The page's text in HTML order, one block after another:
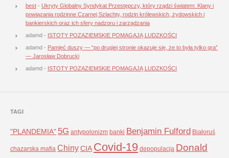
best - Ukryty Globalny Syndykat Przestępczy, który rządzi światem: Klany i
powiązania rodzinne Czarnej Szlachty, rodzin królewskich, żydowskich i
bankierskich oraz ich sfery nadzoru i zarządzania
adamd - ISTOTY POZAZIEMSKIE POMAGAJĄ LUDZKOŚCI
adamd - Pamięć duszy — “po drugiej stronie okazuje się, że to była tylko gra”
— Jarosław Dobrucki
adamd - ISTOTY POZAZIEMSKIE POMAGAJĄ LUDZKOŚCI
TAGI
"PLANDEMIA" 5G antypolonizm banki Benjamin Fulford Białoruś
chazarska mafia ChinyCIA Covid-19 depopulacja Donald